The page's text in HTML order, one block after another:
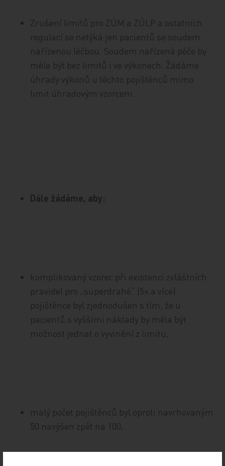
Zrušení limitů pro ZÚM a ZÚLP a ostatních
regulací se netýká jen pacientů se soudem
nařízenou léčbou. Soudem nařízená péče by
měla být bez limitů i ve výkonech. Žádáme
úhrady výkonů u těchto pojištěnců mimo
limit úhradovým vzorcem.
Dále žádáme, aby:
komplikovaný vzorec při existenci zvláštních
pravidel pro „superdrahé“ (5× a více)
pojištěnce byl zjednodušen s tím, že u
pacientů s vyššími náklady by měla být
možnost jednat o vyvinění z limitu,
malý počet pojištěnců byl oproti navrhovaným
50 navýšen zpět na 100,